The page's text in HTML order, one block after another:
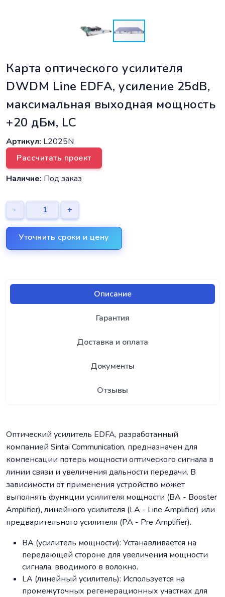
Карта оптического усилителя
DWDM Line EDFA, усиление 25dB,
максимальная выходная мощность
+20 дБм, LC
Артикул: L2025N
Рассчитать проект
Наличие: Под заказ
- +
Уточнить сроки и цену
Описание
Гарантия
Доставка и оплата
Документы
Отзывы
Оптический усилитель EDFA, разработанный
компанией Sintai Communication, предназначен для
компенсации потерь мощности оптического сигнала в
линии связи и увеличения дальности передачи. В
зависимости от применения устройство может
выполнять функции усилителя мощности (BA - Booster
Amplifier), линейного усилителя (LA - Line Amplifier) или
предварительного усилителя (PA - Pre Amplifier).
BA (усилитель мощности): Устанавливается на
передающей стороне для увеличения мощности
сигнала, вводимого в волокно.
LA (линейный усилитель): Используется на
промежуточных регенерационных участках для